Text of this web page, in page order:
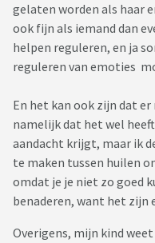
gelaten worden als haar
ook fijn als iemand dan
helpen reguleren, en ja
reguleren van emoties
En het kan ook zijn dat
namelijk dat het wel
aandacht krijgt, maar ik
te maken tussen huilen
omdat je je niet zo goed
benaderen, want het zijn
Overigens, mijn kind